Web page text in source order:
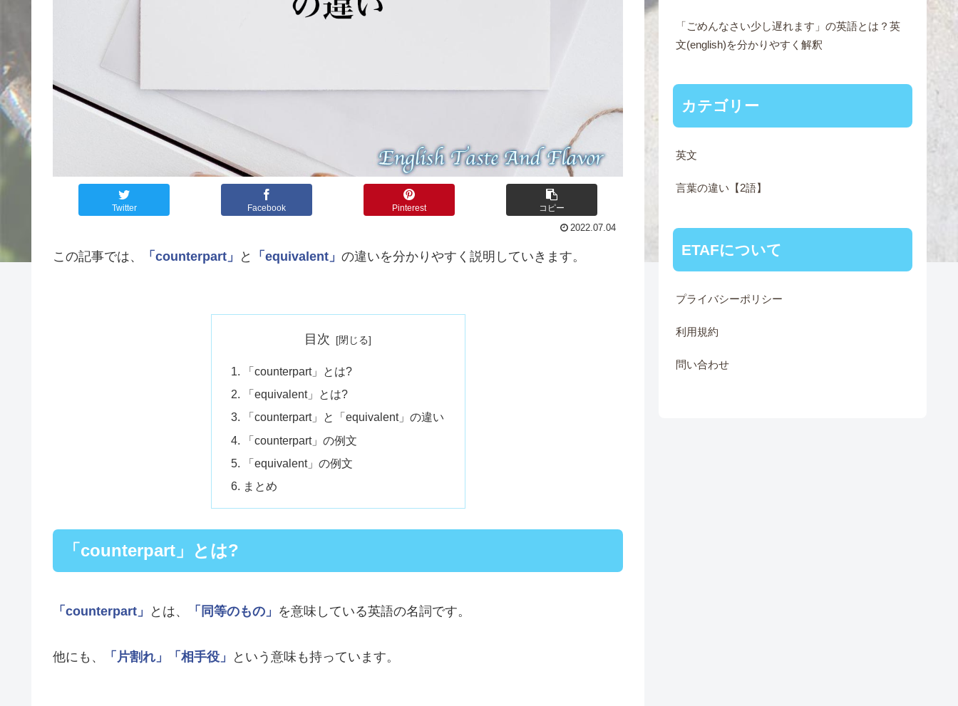
Twitter Facebook Pinterest コピー
2022.07.04
この記事では、 「counterpart」 と 「equivalent」 の違いを分かりやすく説明していきます。
目次
「counterpart」とは?
「equivalent」とは?
「counterpart」と「equivalent」の違い
「counterpart」の例文
「equivalent」の例文
まとめ
「counterpart」とは?
「counterpart」 とは、 「同等のもの」 を意味している英語の名詞です。
他にも、 「片割れ」 「相手役」 という意味も持っています。
「ごめんなさい少し遅れます」の英語とは？英
文(english)を分かりやすく解釈
カテゴリー
英文
言葉の違い【2語】
ETAFについて
プライバシーポリシー
利用規約
問い合わせ